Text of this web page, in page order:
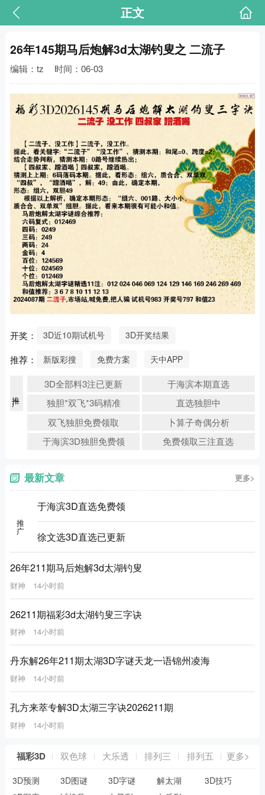
正文
26年145期马后炮解3d太湖钓叟之 二流子
编辑：tz 时间：06-03
开奖： 3D近10期试机号 3D开奖结果
推荐： 新版彩搜 免费方案 天中APP
3D全部料3注已更新
于海滨本期直选
独胆*双飞*3码精准
直选独胆中
双飞独胆免费领取
卜算子奇偶分析
于海滨3D独胆免费领
免费领取三注直选
最新文章 更多>
推广
于海滨3D直选免费领
徐文选3D直选已更新
26年211期马后炮解3d太湖钓叟
财神 14小时前
26211期福彩3d太湖钓叟三字诀
财神 14小时前
丹东解26年211期太湖3D字谜天龙一语锦州凌海
财神 14小时前
孔方来萃专解3D太湖三字诀2026211期
财神 14小时前
福彩3D 双色球 大乐透 排列三 排列五 更多>
3D预测 3D图谜 3D字谜 解太湖
3D技巧